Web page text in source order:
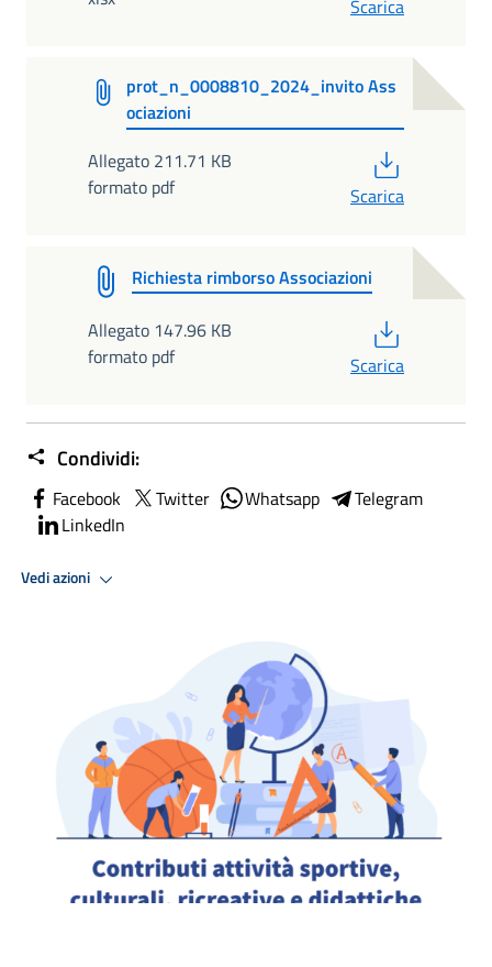
Scarica
prot_n_0008810_2024_invito Ass
ociazioni
Allegato 211.71 KB
formato pdf
Scarica
Richiesta rimborso Associazioni
Allegato 147.96 KB
formato pdf
Scarica
Condividi:
Facebook Twitter Whatsapp
Telegram
LinkedIn
Vedi azioni